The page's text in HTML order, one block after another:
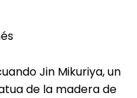
Jin Mikuriya, un
de la madera de